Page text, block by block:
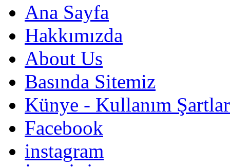
Ana Sayfa
Hakkımızda
About Us
Basında Sitemiz
Künye - Kullanım
Facebook
instagram